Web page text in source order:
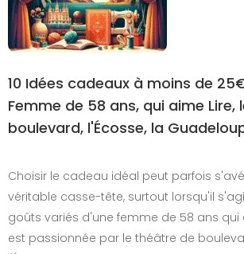
10 Idées cadeaux à moins de
Femme de 58 ans, qui aime
boulevard, l'Écosse, la
Choisir le cadeau idéal peut parfois
véritable casse-tête, surtout lorsqu'il
goûts variés d'une femme de 58 ans qui
est passionnée par le théâtre de